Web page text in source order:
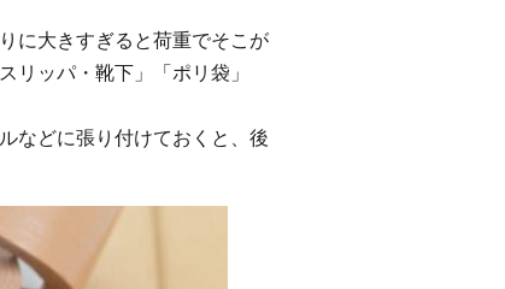
に大きすぎると荷重でそこが
リッパ・靴下」「ポリ袋」
などに張り付けておくと、後